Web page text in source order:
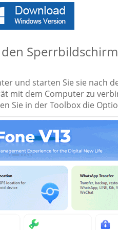
und starten Sie sie nach
mit dem Computer zu
Sie in der Toolbox die